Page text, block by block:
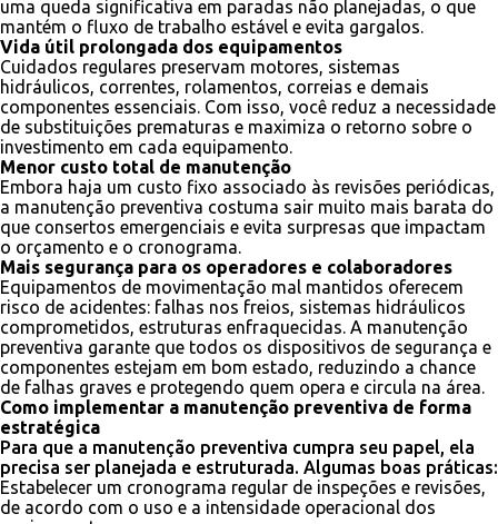
uma queda significativa em paradas não planejadas, o que
mantém o fluxo de trabalho estável e evita gargalos.
Vida útil prolongada dos equipamentos
Cuidados regulares preservam motores, sistemas
hidráulicos, correntes, rolamentos, correias e demais
componentes essenciais. Com isso, você reduz a necessidade
de substituições prematuras e maximiza o retorno sobre o
investimento em cada equipamento.
Menor custo total de manutenção
Embora haja um custo fixo associado às revisões periódicas,
a manutenção preventiva costuma sair muito mais barata do
que consertos emergenciais e evita surpresas que impactam
o orçamento e o cronograma.
Mais segurança para os operadores e colaboradores
Equipamentos de movimentação mal mantidos oferecem
risco de acidentes: falhas nos freios, sistemas hidráulicos
comprometidos, estruturas enfraquecidas. A manutenção
preventiva garante que todos os dispositivos de segurança e
componentes estejam em bom estado, reduzindo a chance
de falhas graves e protegendo quem opera e circula na área.
Como implementar a manutenção preventiva de forma
estratégica
Para que a manutenção preventiva cumpra seu papel, ela
precisa ser planejada e estruturada. Algumas boas práticas:
Estabelecer um cronograma regular de inspeções e revisões,
de acordo com o uso e a intensidade operacional dos